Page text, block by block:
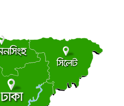
চিকিৎসক সমাবেশে প্রধানমন্ত্রী
‘বলরুম প্রকল্প’ আটকে দিলেন